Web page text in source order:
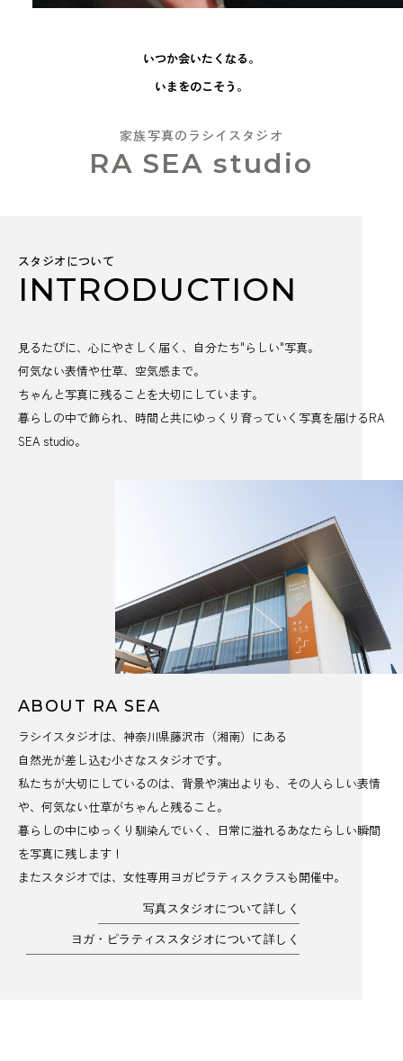
いつか会いたくなる。
いまをのこそう。
家族写真のラシイスタジオ
RA SEA studio
スタジオについて
INTRODUCTION
見るたびに、心にやさしく届く、自分たち"らしい"写真。
何気ない表情や仕草、空気感まで。
ちゃんと写真に残ることを大切にしています。
暮らしの中で飾られ、時間と共にゆっくり育っていく写真を届けるRA
SEA studio。
ABOUT RA SEA
ラシイスタジオは、神奈川県藤沢市（湘南）にある
自然光が差し込む小さなスタジオです。
私たちが大切にしているのは、背景や演出よりも、その人らしい表情
や、何気ない仕草がちゃんと残ること。
暮らしの中にゆっくり馴染んでいく、日常に溢れるあなたらしい瞬間
を写真に残します！
またスタジオでは、女性専用ヨガピラティスクラスも開催中。
写真スタジオについて詳しく
ヨガ・ピラティススタジオについて詳しく